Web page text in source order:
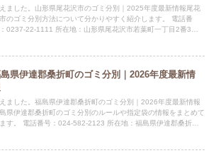
ました。山形県尾花沢市のゴミ分別｜2025年度最新情報尾花
のゴミ分別方法について分かりやすく紹介します。 電話番
0237-22-1111 所在地：山形県尾花沢市若葉町一丁目2番3号
県伊達郡桑折町のゴミ分別｜2026年度最新情
ました。福島県伊達郡桑折町のゴミ分別｜2026年度最新情報
県伊達郡桑折町のゴミ分別のルールや指定袋の情報をまとめて
す。 電話番号：024-582-2123 所在地：福島県伊達郡桑折町